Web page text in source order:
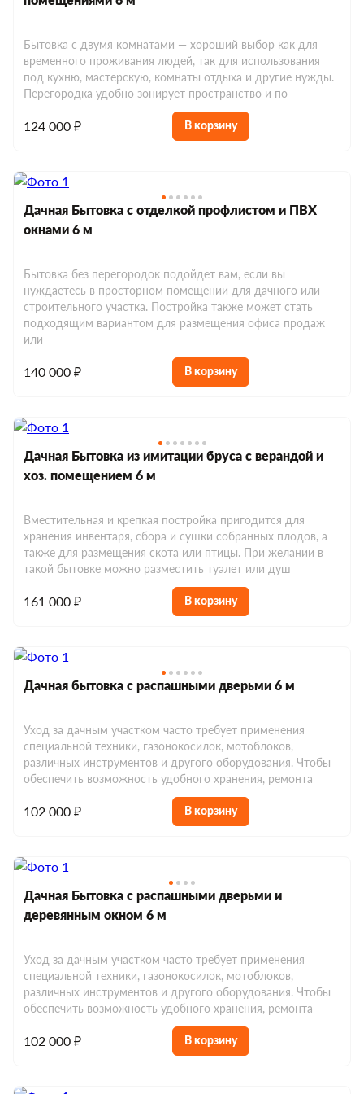
Хозблоки с крыльцом
Хозблоки до 10 м²
Хозблоки до 150 000 р.
Евробытовки с душем и туалетом
Евробытовки из сэндвич-панелей
Бытовка с двумя комнатами — хороший выбор как для
временного проживания людей, так для использования
под кухню, мастерскую, комнаты отдыха и другие нужды.
Перегородка удобно зонирует пространство и по
124 000 ₽ В корзину
Дачная Бытовка с отделкой профлистом и ПВХ
окнами 6 м
Бытовка без перегородок подойдет вам, если вы
нуждаетесь в просторном помещении для дачного или
строительного участка. Постройка также может стать
подходящим вариантом для размещения офиса продаж
или
140 000 ₽ В корзину
Дачная Бытовка из имитации бруса с верандой и
хоз. помещением 6 м
Вместительная и крепкая постройка пригодится для
хранения инвентаря, сбора и сушки собранных плодов, а
также для размещения скота или птицы. При желании в
такой бытовке можно разместить туалет или душ
161 000 ₽ В корзину
Дачная бытовка с распашными дверьми 6 м
Уход за дачным участком часто требует применения
специальной техники, газонокосилок, мотоблоков,
различных инструментов и другого оборудования. Чтобы
обеспечить возможность удобного хранения, ремонта
102 000 ₽ В корзину
Дачная Бытовка с распашными дверьми и
деревянным окном 6 м
Уход за дачным участком часто требует применения
специальной техники, газонокосилок, мотоблоков,
различных инструментов и другого оборудования. Чтобы
обеспечить возможность удобного хранения, ремонта
102 000 ₽ В корзину